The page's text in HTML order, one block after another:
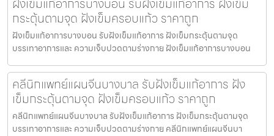
กระตุ้นตามจุด ฝังเข็มครอบแก้ว ราคาถูก
ฝังเข็มแก้อาการบางบอน รับฝังเข็มแก้อาการ ฝังเข็มกระตุ้นตามจุด
บรรเทาอาการและ ความเจ็บปวดตามร่างกาย ฝังเข็มแก้อาการบางบอน
คลีนิกแพทย์แผนจีนบางบาล รับฝังเข็มแก้อาการ ฝัง
เข็มกระตุ้นตามจุด ฝังเข็มครอบแก้ว ราคาถูก
คลีนิกแพทย์แผนจีนบางบาล รับฝังเข็มแก้อาการ ฝังเข็มกระตุ้นตามจุด
บรรเทาอาการและ ความเจ็บปวดตามร่างกาย คลีนิกแพทย์แผนจีนบา